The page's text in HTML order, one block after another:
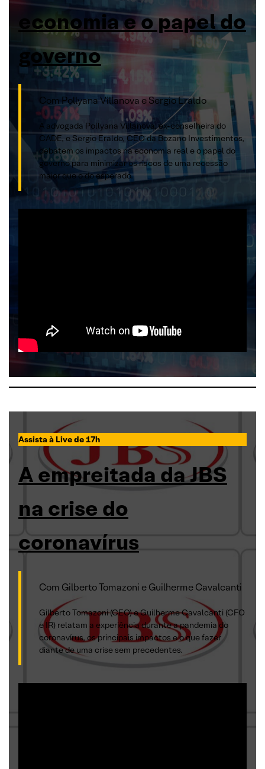
economia e o papel do
governo
Com Pollyana Villanova e Sergio Eraldo
A advogada Pollyana Villanova, ex-conselheira do
CADE, e Sergio Eraldo, CEO da Bozano Investimentos,
debatem os impactos na economia real e o papel do
governo para minimizar os riscos de uma recessão
maior que o do esperado.
Assista à Live de 17h
A empreitada da JBS
na crise do
coronavírus
Com Gilberto Tomazoni e Guilherme Cavalcanti
Gilberto Tomazoni (CEO) e Guilherme Cavalcanti (CFO
e IR) relatam a experiência durante a pandemia do
coronavírus, os principais impactos e o que fazer
diante de uma crise sem precedentes.